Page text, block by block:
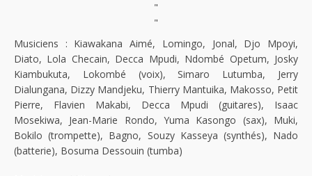
"
"
Musiciens : Kiawakana Aimé, Lomingo, Jonal, Djo Mpoyi,
Diato, Lola Checain, Decca Mpudi, Ndombé Opetum, Josky
Kiambukuta, Lokombé (voix), Simaro Lutumba, Jerry
Dialungana, Dizzy Mandjeku, Thierry Mantuika, Makosso, Petit
Pierre, Flavien Makabi, Decca Mpudi (guitares), Isaac
Mosekiwa, Jean-Marie Rondo, Yuma Kasongo (sax), Muki,
Bokilo (trompette), Bagno, Souzy Kasseya (synthés), Nado
(batterie), Bosuma Dessouin (tumba)